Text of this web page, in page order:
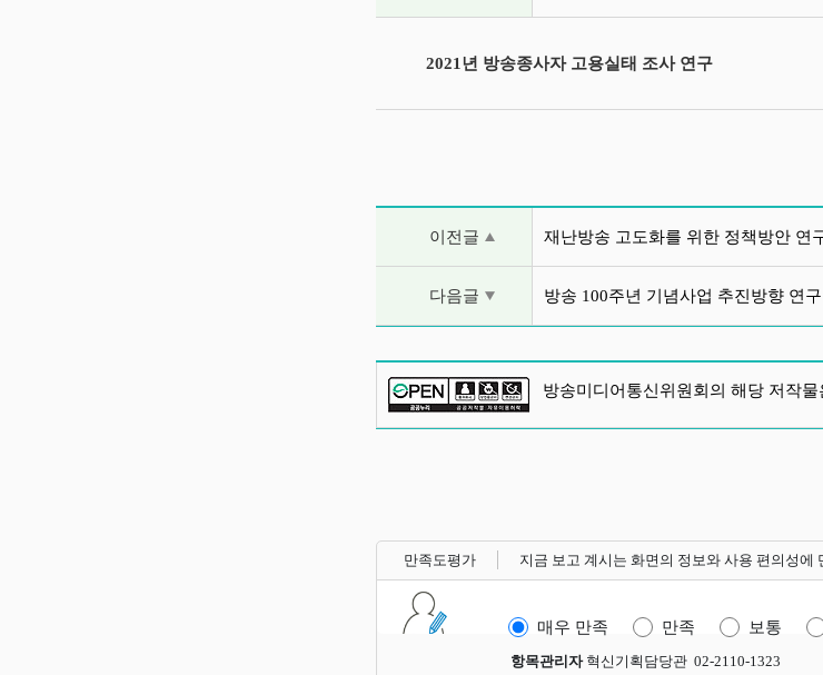
2021년 방송종사자 고용실태 조사 연구
이전글 재난방송 고도화를 위한 정책방안 연
다음글 방송 100주년 기념사업 추진방향 연구
방송미디어통신위원회의 해당 저작물
만족도평가 지금 보고 계시는 화면의 정보와 사용 편의성에
매우 만족 만족 보통
항목관리자혁신기획담당관 02-2110-1323